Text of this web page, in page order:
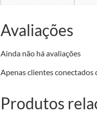
Avaliações
Ainda não há avaliações
Apenas clientes
Produtos